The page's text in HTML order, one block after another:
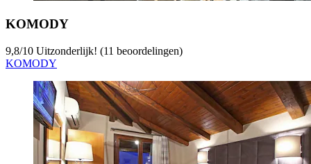
KOMODY
9,8/10 Uitzonderlijk! (11 beoordelingen)
KOMODY